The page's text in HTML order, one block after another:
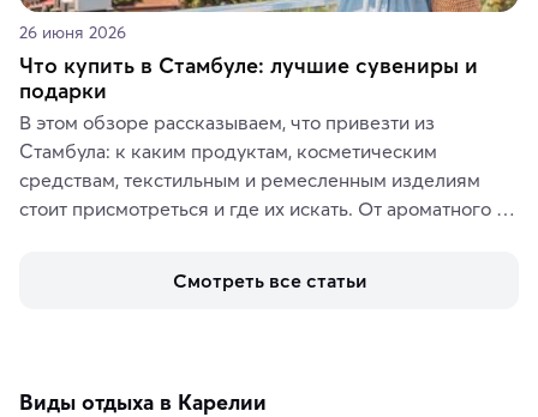
26 июня 2026
Что купить в Стамбуле: лучшие сувениры и
подарки
В этом обзоре рассказываем, что привезти из
Стамбула: к каким продуктам, косметическим
средствам, текстильным и ремесленным изделиям
стоит присмотреться и где их искать. От ароматного
аутентичных лавках — в подарок близким или себе на
Смотреть все статьи
Виды отдыха в Карелии